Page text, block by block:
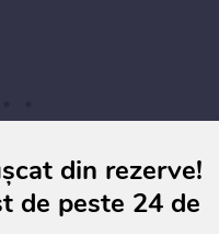
din rezerve!
de peste 24 de